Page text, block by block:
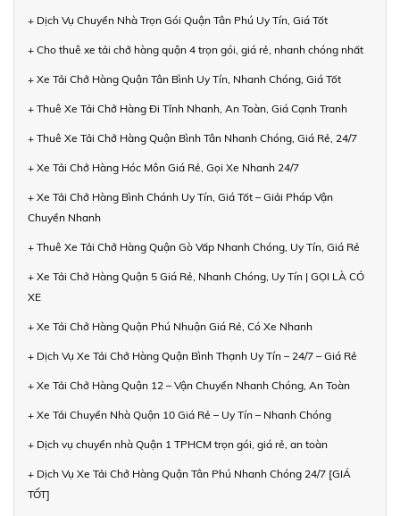
+ Dịch Vụ Chuyển Nhà Trọn Gói Quận Tân Phú Uy Tín, Giá Tốt
+ Cho thuê xe tải chở hàng quận 4 trọn gói, giá rẻ, nhanh chóng nhất
+ Xe Tải Chở Hàng Quận Tân Bình Uy Tín, Nhanh Chóng, Giá Tốt
+ Thuê Xe Tải Chở Hàng Đi Tỉnh Nhanh, An Toàn, Giá Cạnh Tranh
+ Thuê Xe Tải Chở Hàng Quận Bình Tân Nhanh Chóng, Giá Rẻ, 24/7
+ Xe Tải Chở Hàng Hóc Môn Giá Rẻ, Gọi Xe Nhanh 24/7
+ Xe Tải Chở Hàng Bình Chánh Uy Tín, Giá Tốt – Giải Pháp Vận
Chuyển Nhanh
+ Thuê Xe Tải Chở Hàng Quận Gò Vấp Nhanh Chóng, Uy Tín, Giá Rẻ
+ Xe Tải Chở Hàng Quận 5 Giá Rẻ, Nhanh Chóng, Uy Tín | GỌI LÀ CÓ
XE
+ Xe Tải Chở Hàng Quận Phú Nhuận Giá Rẻ, Có Xe Nhanh
+ Dịch Vụ Xe Tải Chở Hàng Quận Bình Thạnh Uy Tín – 24/7 – Giá Rẻ
+ Xe Tải Chở Hàng Quận 12 – Vận Chuyển Nhanh Chóng, An Toàn
+ Xe Tải Chuyển Nhà Quận 10 Giá Rẻ – Uy Tín – Nhanh Chóng
+ Dịch vụ chuyển nhà Quận 1 TPHCM trọn gói, giá rẻ, an toàn
+ Dịch Vụ Xe Tải Chở Hàng Quận Tân Phú Nhanh Chóng 24/7 [GIÁ
TỐT]